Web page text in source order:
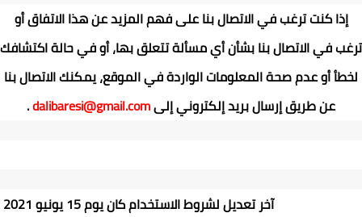
إذا كنت ترغب في الاتصال بنا على فهم المزيد عن هذا الاتفاق أو
ترغب في الاتصال بنا بشأن أي مسألة تتعلق بها، أو في حالة اكتشافك
لخطأ أو عدم صحة المعلومات الواردة في الموقع، يمكنك الاتصال بنا
عن طريق إرسال بريد إلكتروني إلىdalibaresi@gmail.com
.
آخر تعديل لشروط الاستخدام كان يوم 15 يونيو 2021